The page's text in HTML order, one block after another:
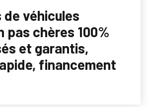
véhicules
pas chères 100%
et garantis,
financement